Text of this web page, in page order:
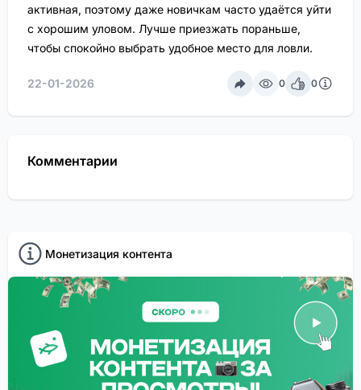
активная, поэтому даже новичкам часто удаётся уйти
с хорошим уловом. Лучше приезжать пораньше,
чтобы спокойно выбрать удобное место для ловли.
22-01-2026 0 0
Комментарии
Монетизация контента